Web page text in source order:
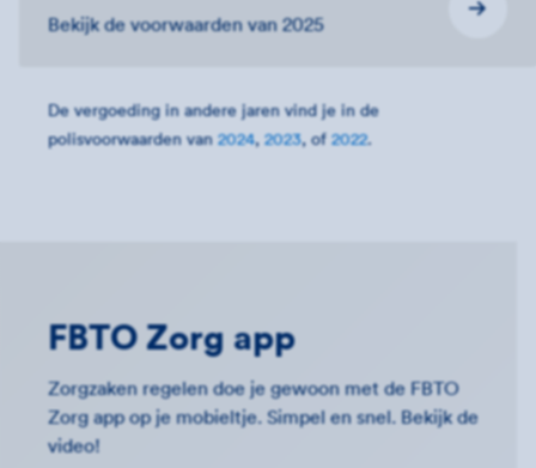
Bekijk de voorwaarden van 2025
De vergoeding in andere jaren vind je in de
polisvoorwaarden van2024,2023, of2022.
FBTO Zorg app
Zorgzaken regelen doe je gewoon met de FBTO
Zorg app op je mobieltje. Simpel en snel. Bekijk de
video!